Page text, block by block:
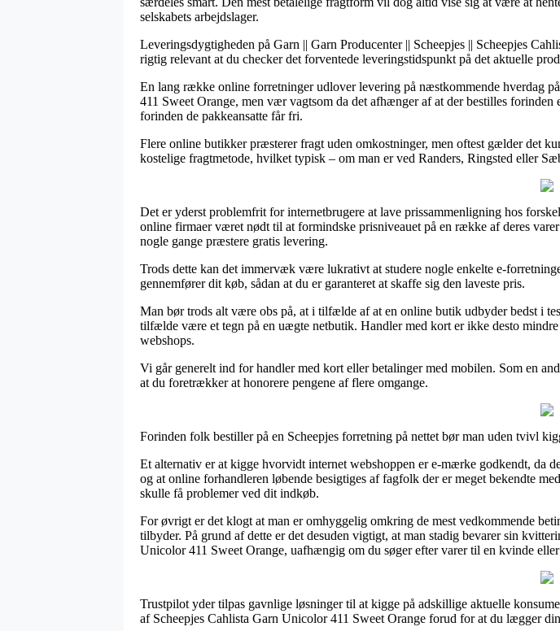
selskabets arbejdslager.
Leveringsdygtigheden på Garn || Garn Producenter || Scheepjes || Scheepjes
rigtig relevant at du checker det forventede leveringstidspunkt på det aktuelle
En lang række online forretninger udlover levering på næstkommende hverdag
411 Sweet Orange, men vær vagtsom da det afhænger af at der bestilles
forinden de pakkeansatte får fri.
Flere online butikker præsterer fragt uden omkostninger, men oftest gælder det
kostelige fragtmetode, hvilket typisk – om man er ved Randers, Ringsted eller
Det er yderst problemfrit for internetbrugere at lave prissammenligning hos
online firmaer været nødt til at formindske prisniveauet på en række af deres
nogle gange præstere gratis levering.
Trods dette kan det immervæk være lukrativt at studere nogle enkelte e-
gennemfører dit køb, sådan at du er garanteret at skaffe sig den laveste pris.
Man bør trods alt være obs på, at i tilfælde af at en online butik udbyder bedst i
tilfælde være et tegn på en uægte netbutik. Handler med kort er ikke desto
webshops.
Vi går generelt ind for handler med kort eller betalinger med mobilen. Som en
at du foretrækker at honorere pengene af flere omgange.
Forinden folk bestiller på en Scheepjes forretning på nettet bør man uden tvivl
Et alternativ er at kigge hvorvidt internet webshoppen er e-mærke godkendt, da
og at online forhandleren løbende besigtiges af fagfolk der er meget bekendte
skulle få problemer ved dit indkøb.
For øvrigt er det klogt at man er omhyggelig omkring de mest vedkommende
tilbyder. På grund af dette er det desuden vigtigt, at man stadig bevarer sin
Unicolor 411 Sweet Orange, uafhængig om du søger efter varer til en kvinde
Trustpilot yder tilpas gavnlige løsninger til at kigge på adskillige aktuelle
af Scheepjes Cahlista Garn Unicolor 411 Sweet Orange forud for at du lægger